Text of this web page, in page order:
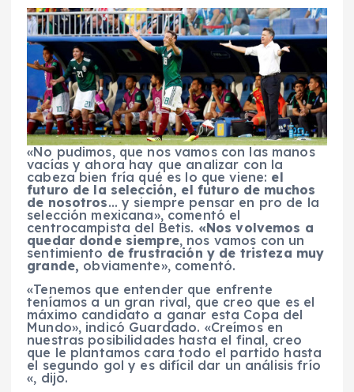
«No pudimos, que nos vamos con las manos
vacías y ahora hay que analizar con la
cabeza bien fría qué es lo que viene: el
futuro de la selección, el futuro de muchos
de nosotros… y siempre pensar en pro de la
selección mexicana», comentó el
centrocampista del Betis. «Nos volvemos a
quedar donde siempre, nos vamos con un
sentimiento de frustración y de tristeza muy
grande, obviamente», comentó.
«Tenemos que entender que enfrente
teníamos a un gran rival, que creo que es el
máximo candidato a ganar esta Copa del
Mundo», indicó Guardado. «Creímos en
nuestras posibilidades hasta el final, creo
que le plantamos cara todo el partido hasta
el segundo gol y es difícil dar un análisis frío
«, dijo.